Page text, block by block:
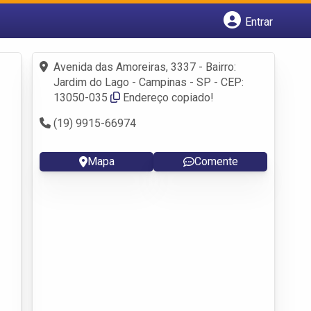
Entrar
Fazer login
Criar conta
Avenida das Amoreiras, 3337 - Bairro:
Jardim do Lago - Campinas - SP - CEP:
13050-035
Endereço copiado!
(19) 9915-66974
Mapa Comente